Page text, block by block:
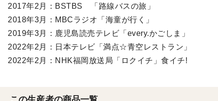
2017年2月：BSTBS 「路線バスの旅」
2018年3月：MBCラジオ「海童が行く」
2019年3月：鹿児島読売テレビ「every.かごしま」
2022年2月：日本テレビ「満点☆青空レストラン」
2022年2月：NHK福岡放送局「ロクイチ」食イチ!